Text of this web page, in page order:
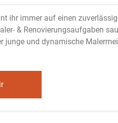
ihr immer auf einen
& Renovierungsaufgaben
junge und dynamische